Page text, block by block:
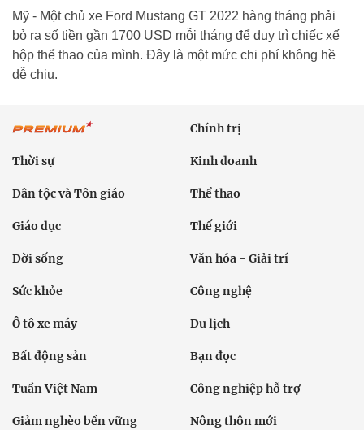
Mỹ - Một chủ xe Ford Mustang GT 2022 hàng tháng phải
bỏ ra số tiền gần 1700 USD mỗi tháng để duy trì chiếc xế
hộp thể thao của mình. Đây là một mức chi phí không hề
dễ chịu.
Chính trị
Thời sự Kinh doanh
Dân tộc và Tôn giáo Thể thao
Giáo dục Thế giới
Đời sống Văn hóa - Giải trí
Sức khỏe Công nghệ
Ô tô xe máy Du lịch
Bất động sản Bạn đọc
Tuần Việt Nam Công nghiệp hỗ trợ
Giảm nghèo bền vững Nông thôn mới